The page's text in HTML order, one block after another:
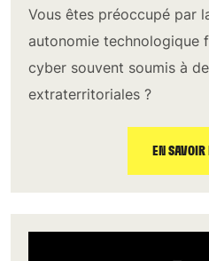
Vous êtes préoccupé par
autonomie technologique
cyber souvent soumis à
extraterritoriales ?
EN SAVOIR